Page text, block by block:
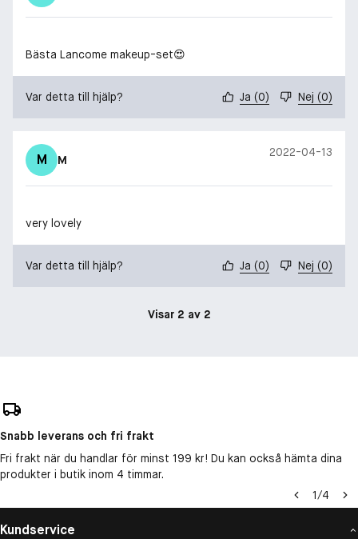
Bästa Lancome makeup-set😍
Var detta till hjälp? Ja (0) Nej (0)
M M
2022-04-13
very lovely
Var detta till hjälp? Ja (0) Nej (0)
Visar 2 av 2
Snabb leverans och fri frakt
Fri frakt när du handlar för minst 199 kr! Du kan också hämta dina
produkter i butik inom 4 timmar.
1/4
Kundservice